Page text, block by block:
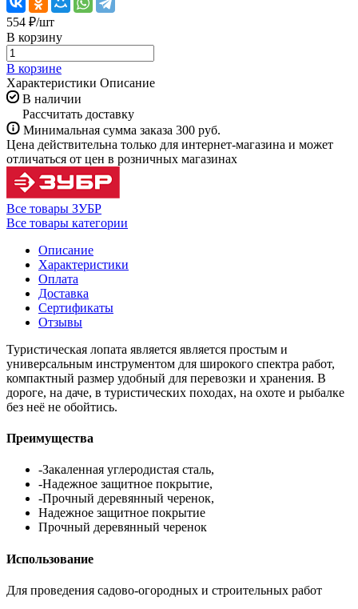
554 ₽/шт
В корзину
В корзине
Характеристики Описание
В наличии
Рассчитать доставку
Минимальная сумма заказа 300 руб.
Цена действительна только для интернет-магазина и может
отличаться от цен в розничных магазинах
Все товары ЗУБР
Все товары категории
Описание
Характеристики
Оплата
Доставка
Сертификаты
Отзывы
Туристическая лопата является является простым и
универсальным инструментом для широкого спектра работ,
компактный размер удобный для перевозки и хранения. В
дороге, на даче, в туристических походах, на охоте и рыбалке
без неё не обойтись.
Преимущества
-Закаленная углеродистая сталь,
-Надежное защитное покрытие,
-Прочный деревянный черенок,
Надежное защитное покрытие
Прочный деревянный черенок
Использование
Для проведения садово-огородных и строительных работ